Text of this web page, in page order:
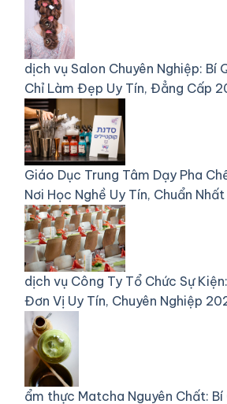
dịch vụ Salon Chuyên Nghiệp: Bí
Chỉ Làm Đẹp Uy Tín, Đẳng Cấp
Giáo Dục Trung Tâm Dạy Pha
Nơi Học Nghề Uy Tín, Chuẩn
dịch vụ Công Ty Tổ Chức Sự
Đơn Vị Uy Tín, Chuyên Nghiệp
ẩm thực Matcha Nguyên Chất: